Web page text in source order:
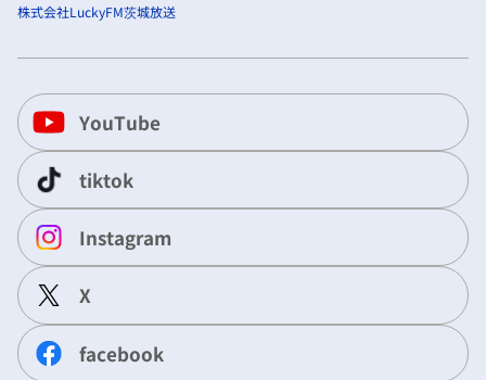
株式会社LuckyFM茨城放送
YouTube
tiktok
Instagram
X
facebook